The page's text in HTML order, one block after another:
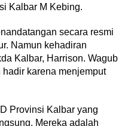
Kalbar M Kebing.
secara resmi
Namun kehadiran
Kalbar, Harrison. Wagub
karena menjemput
Provinsi Kalbar yang
Mereka adalah